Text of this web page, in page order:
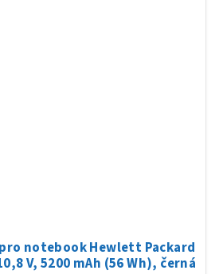
notebook Hewlett Packard
V, 5200 mAh (56 Wh), černá